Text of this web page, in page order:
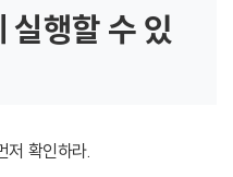
실행할 수 있
저 확인하라.